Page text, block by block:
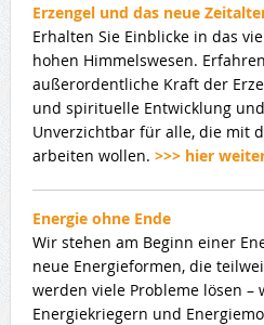
Erzengel und das neue
Erhalten Sie Einblicke in das
hohen Himmelswesen.
außerordentliche Kraft der
und spirituelle Entwicklung
Unverzichtbar für alle, die mit
arbeiten wollen. >>> hier
Energie ohne Ende
Wir stehen am Beginn einer
neue Energieformen, die
werden viele Probleme lösen –
Energiekriegern und